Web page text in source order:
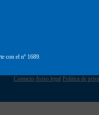
con el nº 1689.
Contacto Aviso legal Política de